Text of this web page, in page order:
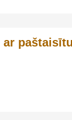
ar